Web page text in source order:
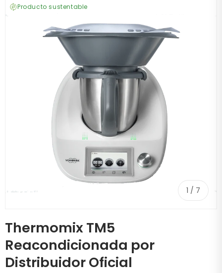
Producto sustentable
1 / de
7
Thermomix TM5
Reacondicionada por
Distribuidor Oficial